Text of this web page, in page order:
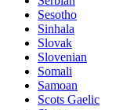
Sesotho
Sinhala
Slovak
Slovenian
Somali
Samoan
Scots Gaelic